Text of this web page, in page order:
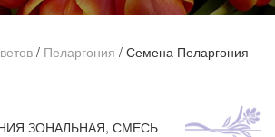
/ Пеларгония / Семена Пеларгония
ЗОНАЛЬНАЯ, СМЕСЬ